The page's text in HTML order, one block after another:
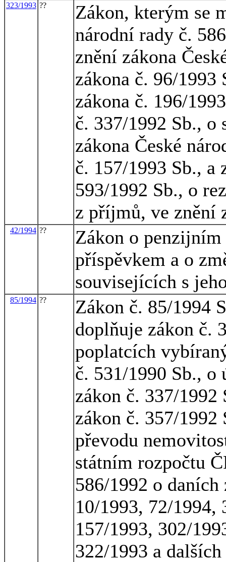
323/1993 ??
Zákon, kterým se
národní rady č.
znění zákona
zákona č. 96/1993
zákona č. 196/
č. 337/1992 Sb., o
zákona České
č. 157/1993 Sb., a
593/1992 Sb., o
z příjmů, ve znění
42/1994 ??
Zákon o
příspěvkem a o
souvisejících s
85/1994 ??
Zákon č. 85/1994
doplňuje zákon č.
poplatcích
č. 531/1990 Sb., o
zákon č. 337/1992
zákon č. 357/1992
převodu
státním rozpočtu
586/1992 o
10/1993, 72/1994,
157/1993, 302/
322/1993 a dalších